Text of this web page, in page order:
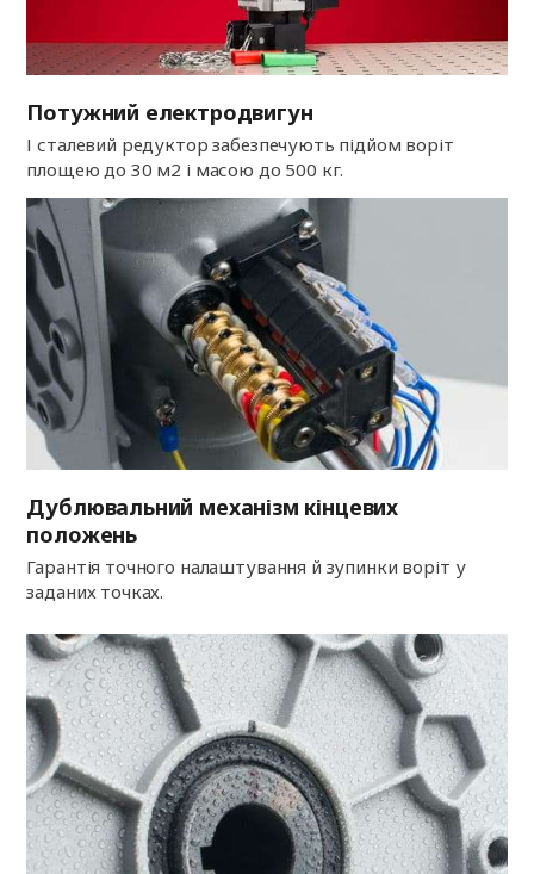
Потужний електродвигун
І сталевий редуктор забезпечують підйом воріт
площею до 30 м2 і масою до 500 кг.
Дублювальний механізм кінцевих
положень
Гарантія точного налаштування й зупинки воріт у
заданих точках.